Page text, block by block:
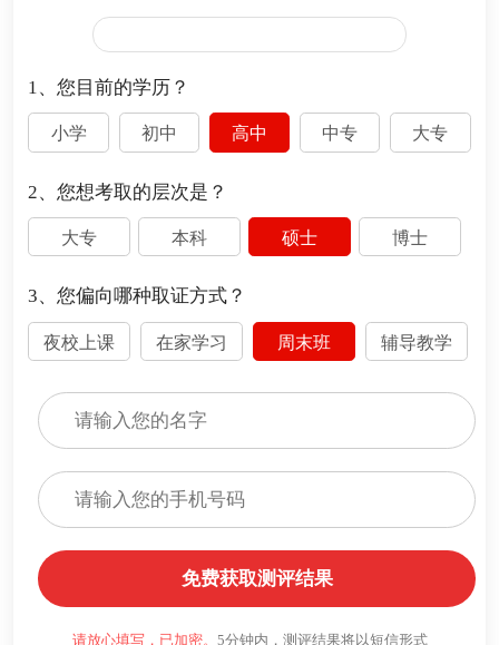
1、您目前的学历？
小学 初中 高中 中专 大专
2、您想考取的层次是？
大专 本科 硕士 博士
3、您偏向哪种取证方式？
夜校上课 在家学习 周末班 辅导教学
免费获取测评结果
请放心填写，已加密。 5分钟内，测评结果将以短信形式